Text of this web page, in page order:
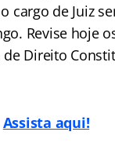
cargo de Juiz
Revise hoje
Direito
Assista aqui!